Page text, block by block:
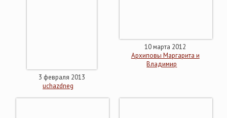
3 февраля 2013
uchazdneg
10 марта 2012
Архиповы Маргарита и
Владимир